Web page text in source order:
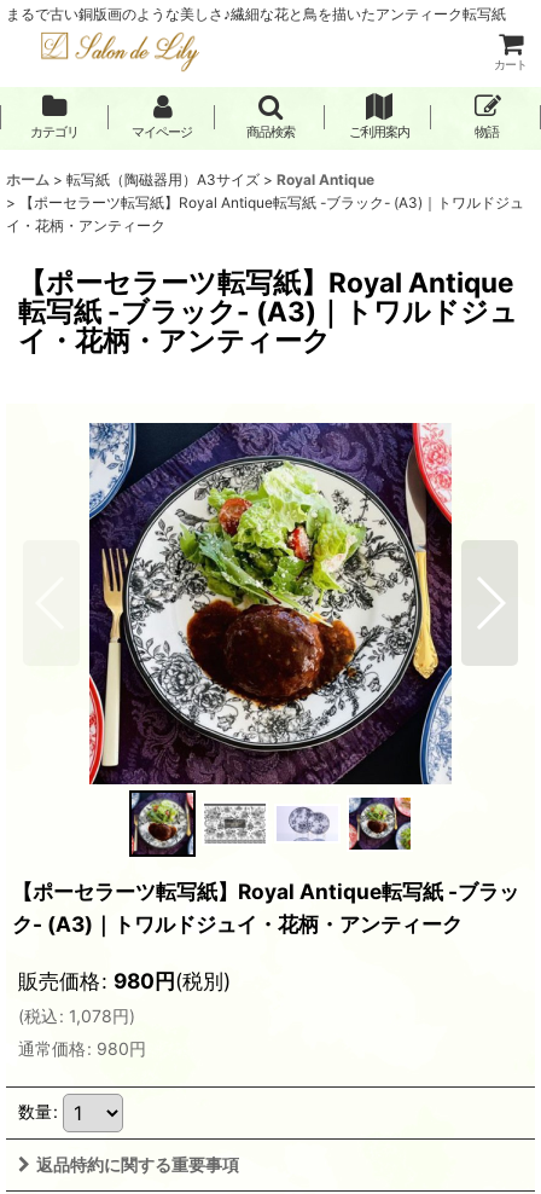
まるで古い銅版画のような美しさ♪繊細な花と鳥を描いたアンティーク転写紙
カート
カテゴリ マイページ 商品検索 ご利用案内 物語
ホーム > 転写紙（陶磁器用）A3サイズ > Royal Antique
>
【ポーセラーツ転写紙】Royal Antique転写紙 -ブラック- (A3)｜トワルドジュ
イ・花柄・アンティーク
【ポーセラーツ転写紙】Royal Antique
転写紙 -ブラック- (A3)｜トワルドジュ
イ・花柄・アンティーク
【ポーセラーツ転写紙】Royal Antique転写紙 -ブラッ
ク- (A3)｜トワルドジュイ・花柄・アンティーク
販売価格: 980円(税別)
(税込: 1,078円)
通常価格: 980円
数量:
返品特約に関する重要事項